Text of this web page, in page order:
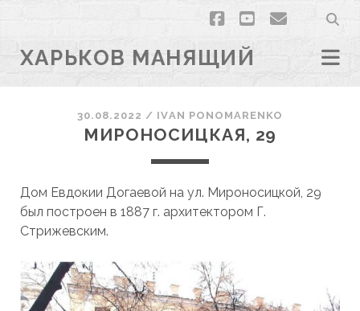
facebook
youtubeemail
ХАРЬКОВ МАНЯЩИЙ
30.08.2022 / ІVAN PONOMARENKO
МИРОНОСИЦКАЯ, 29
Дом Евдокии Догаевой на ул. Мироносицкой, 29
был построен в 1887 г. архитектором Г.
Стрижевским.